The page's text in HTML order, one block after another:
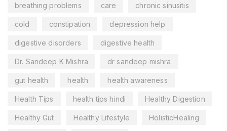
breathing problems care chronic sinusitis
cold constipation depression help
digestive disorders digestive health
Dr. Sandeep K Mishra dr sandeep mishra
gut health health health awareness
Health Tips health tips hindi Healthy Digestion
Healthy Gut Healthy Lifestyle HolisticHealing